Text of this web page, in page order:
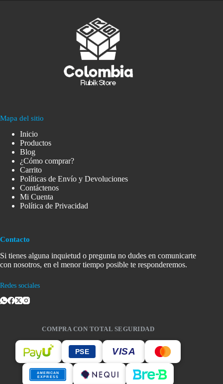
Mapa del sitio
Inicio
Productos
Blog
¿Cómo comprar?
Carrito
Políticas de Envío y Devoluciones
Contáctenos
Mi Cuenta
Política de Privacidad
Contacto
Si tienes alguna inquietud o pregunta no dudes en comunicarte
con nosotros, en el menor tiempo posible te responderemos.
Redes sociales
COMPRA CON TOTAL SEGURIDAD
PSE VISA
AMERICAN
EXPRESS